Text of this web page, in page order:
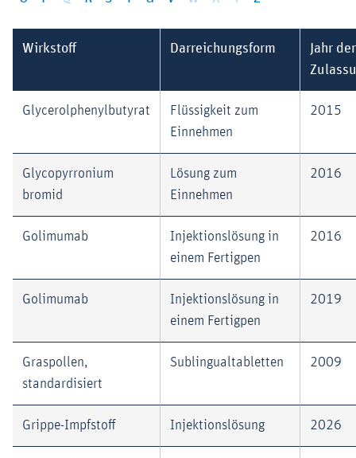
Wirkstoff Darreichungsform
Jahr der
Glycerolphenylbutyrat
Flüssigkeit zum
Einnehmen
2015
Glycopyrronium
bromid
Lösung zum
Einnehmen
2016
Golimumab
Injektionslösung in
einem Fertigpen
2016
Golimumab
Injektionslösung in
einem Fertigpen
2019
Graspollen,
standardisiert
Sublingualtabletten 2009
Grippe-Impfstoff Injektionslösung 2026